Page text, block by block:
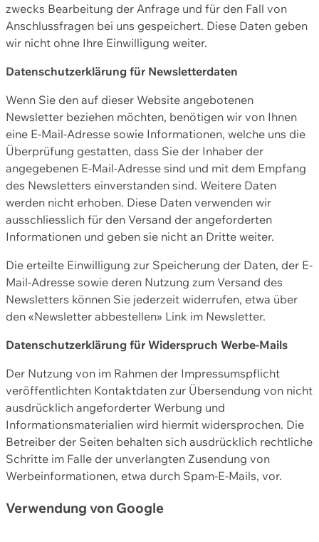
zwecks Bearbeitung der Anfrage und für den Fall von
Anschlussfragen bei uns gespeichert. Diese Daten geben
wir nicht ohne Ihre Einwilligung weiter.
Datenschutzerklärung für Newsletterdaten
Wenn Sie den auf dieser Website angebotenen
Newsletter beziehen möchten, benötigen wir von Ihnen
eine E-Mail-Adresse sowie Informationen, welche uns die
Überprüfung gestatten, dass Sie der Inhaber der
angegebenen E-Mail-Adresse sind und mit dem Empfang
des Newsletters einverstanden sind. Weitere Daten
werden nicht erhoben. Diese Daten verwenden wir
ausschliesslich für den Versand der angeforderten
Informationen und geben sie nicht an Dritte weiter.
Die erteilte Einwilligung zur Speicherung der Daten, der E-
Mail-Adresse sowie deren Nutzung zum Versand des
Newsletters können Sie jederzeit widerrufen, etwa über
den «Newsletter abbestellen» Link im Newsletter.
Datenschutzerklärung für Widerspruch Werbe-Mails
Der Nutzung von im Rahmen der Impressumspflicht
veröffentlichten Kontaktdaten zur Übersendung von nicht
ausdrücklich angeforderter Werbung und
Informationsmaterialien wird hiermit widersprochen. Die
Betreiber der Seiten behalten sich ausdrücklich rechtliche
Schritte im Falle der unverlangten Zusendung von
Werbeinformationen, etwa durch Spam-E-Mails, vor.
Verwendung von Google